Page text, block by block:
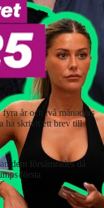
år och två månaders
ha skrivit ett brev till
dem försämrades då
första